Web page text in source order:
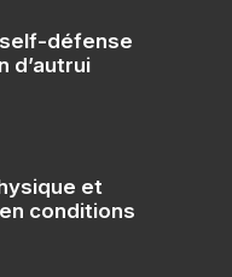
défense
d’autrui
et
conditions